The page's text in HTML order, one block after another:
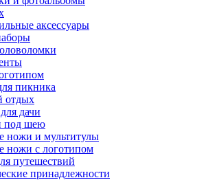
аксессуары
пикника
отдых
дачи
под шею
ножи и мультитулы
ножи с логотипом
путешествий
принадлежности